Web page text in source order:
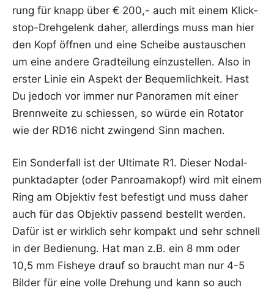
rung für knapp über € 200,- auch mit einem Klick­
stop-Dreh­ge­lenk daher, aller­dings muss man hier
den Kopf öff­nen und eine Schei­be aus­tau­schen
um eine ande­re Grad­tei­lung ein­zu­stel­len. Also in
ers­ter Linie ein Aspekt der Bequem­lich­keit. Hast
Du jedoch vor immer nur Pan­ora­men mit einer
Brenn­wei­te zu schies­sen, so wür­de ein Rota­tor
wie der RD16 nicht zwin­gend Sinn machen.
Ein Son­der­fall ist der Ulti­ma­te R1. Die­ser Nodal­
punkt­ad­ap­ter (oder Pan­ro­ama­kopf) wird mit einem
Ring am Objek­tiv fest befes­tigt und muss daher
auch für das Objek­tiv pas­send bestellt wer­den.
Dafür ist er wirk­lich sehr kom­pakt und sehr schnell
in der Bedie­nung. Hat man z.B. ein 8 mm oder
10,5 mm Fishe­ye drauf so braucht man nur 4-5
Bil­der für eine vol­le Dre­hung und kann so auch